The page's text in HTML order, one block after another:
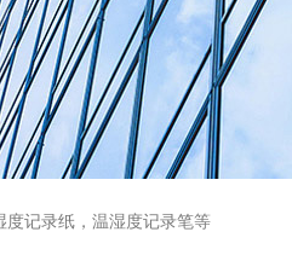
记录纸，温湿度记录笔等